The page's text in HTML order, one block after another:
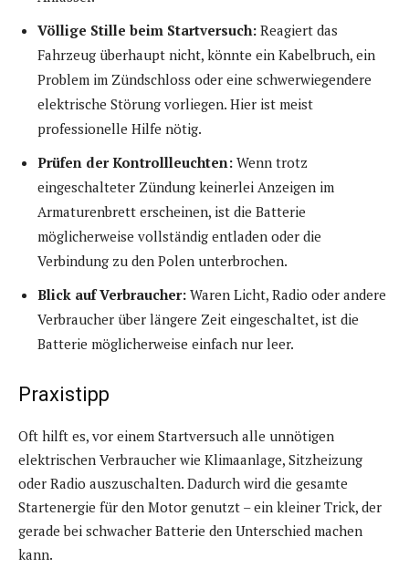
Völlige Stille beim Startversuch: Reagiert das
Fahrzeug überhaupt nicht, könnte ein Kabelbruch, ein
Problem im Zündschloss oder eine schwerwiegendere
elektrische Störung vorliegen. Hier ist meist
professionelle Hilfe nötig.
Prüfen der Kontrollleuchten: Wenn trotz
eingeschalteter Zündung keinerlei Anzeigen im
Armaturenbrett erscheinen, ist die Batterie
möglicherweise vollständig entladen oder die
Verbindung zu den Polen unterbrochen.
Blick auf Verbraucher: Waren Licht, Radio oder andere
Verbraucher über längere Zeit eingeschaltet, ist die
Batterie möglicherweise einfach nur leer.
Praxistipp
Oft hilft es, vor einem Startversuch alle unnötigen
elektrischen Verbraucher wie Klimaanlage, Sitzheizung
oder Radio auszuschalten. Dadurch wird die gesamte
Startenergie für den Motor genutzt – ein kleiner Trick, der
gerade bei schwacher Batterie den Unterschied machen
kann.